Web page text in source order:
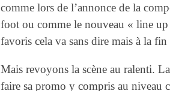
comme lors de l’annonce de la
foot ou comme le nouveau « line
favoris cela va sans dire mais à la
Mais revoyons la scène au ralenti.
faire sa promo y compris au niveau